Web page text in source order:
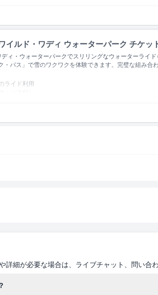
験できます。
スロープパス（経験者向け：スキーまたはスノーボード
ブック。
い捨てソックス、スノー／スキー／スノーボード用ブー
務付けられています。
イルド・ワディ ウォーターパーク チケッ
ィ・ウォーターパークでスリリングなウォーターライ
パス」で雪のワクワクを体験できます。完璧な組み合わ
ライド利用
パス付）
詳細が必要な場合は、ライブチャット、問い合